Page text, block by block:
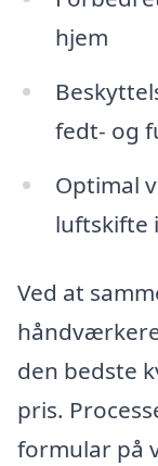
hjem
fedt- og
Optimal
luftskifte
Ved at
den bedste
pris.
formular på